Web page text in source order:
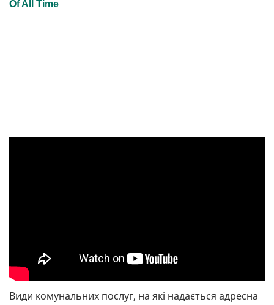
Види комунальних послуг, на які надається адресна